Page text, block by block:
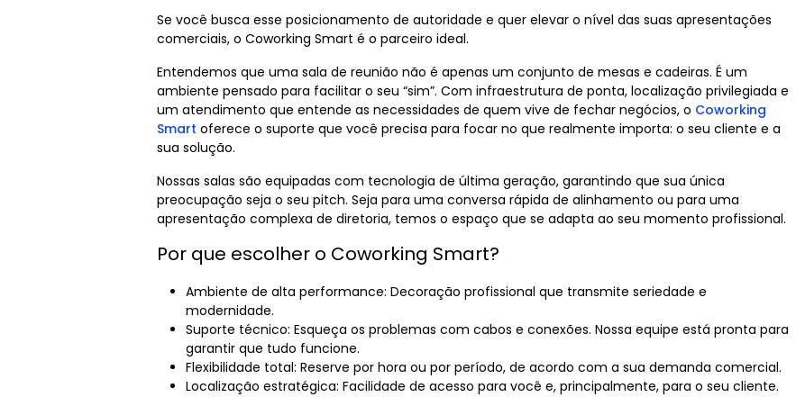
Se você busca esse posicionamento de autoridade e quer elevar o nível das suas apresentações
comerciais, o Coworking Smart é o parceiro ideal.
Entendemos que uma sala de reunião não é apenas um conjunto de mesas e cadeiras. É um
ambiente pensado para facilitar o seu “sim”. Com infraestrutura de ponta, localização privilegiada e
um atendimento que entende as necessidades de quem vive de fechar negócios, o Coworking
Smart oferece o suporte que você precisa para focar no que realmente importa: o seu cliente e a
sua solução.
Nossas salas são equipadas com tecnologia de última geração, garantindo que sua única
preocupação seja o seu pitch. Seja para uma conversa rápida de alinhamento ou para uma
apresentação complexa de diretoria, temos o espaço que se adapta ao seu momento profissional.
Por que escolher o Coworking Smart?
Ambiente de alta performance: Decoração profissional que transmite seriedade e
modernidade.
Suporte técnico: Esqueça os problemas com cabos e conexões. Nossa equipe está pronta para
garantir que tudo funcione.
Flexibilidade total: Reserve por hora ou por período, de acordo com a sua demanda comercial.
Localização estratégica: Facilidade de acesso para você e, principalmente, para o seu cliente.